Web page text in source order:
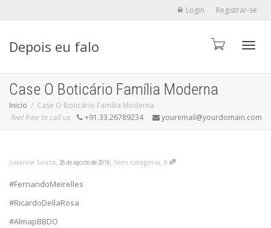
Login Registrar-se
Depois eu falo
Case O Boticário Família Moderna
Inicio
Case O Boticário Família Moderna
feel free to call us
+91.33.26789234 youremail@yourdomain.com
Julianna Souza, 26 de agosto de 2016, Sem categoria, 0
#FernandoMeirelles
#RicardoDellaRosa
#AlmapBBDO